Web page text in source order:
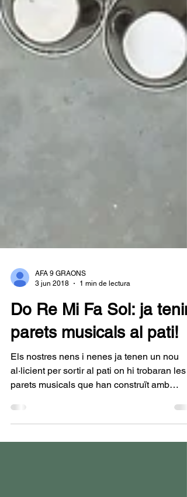
AFA 9 GRAONS
3 jun 2018
1 min de lectura
Do Re Mi Fa Sol: ja
parets musicals al pati!
Els nostres nens i nenes ja tenen un nou
al·licient per sortir al pati on hi trobaran les